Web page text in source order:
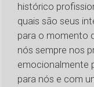
histórico
quais são seus
para o momento
nós sempre nos
emocionalmente
para nós e com